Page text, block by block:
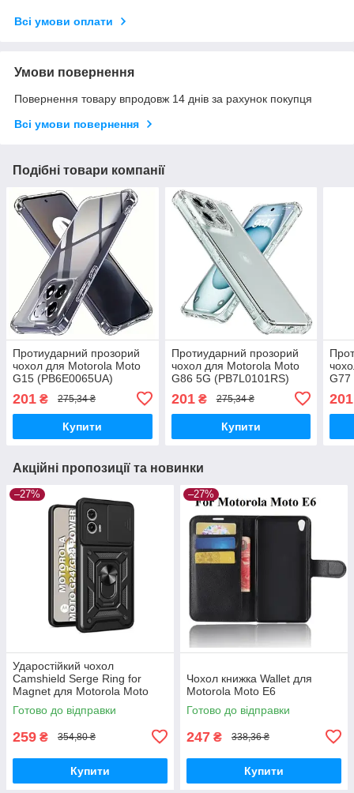
Всі умови оплати
Умови повернення
Повернення товару впродовж 14 днів за рахунок покупця
Всі умови повернення
Подібні товари компанії
Протиударний прозорий
чохол для Motorola Moto
G15 (PB6E0065UA)
201 ₴ 275,34 ₴
Купити
Протиударний прозорий
чохол для Motorola Moto
G86 5G (PB7L0101RS)
201₴ 275,34 ₴
Купити
G77
201
Акційні пропозиції та новинки
–27%
Ударостійкий чохол
Camshield Serge Ring for
Magnet для Motorola Moto
G24/G24 Power
Готово до відправки
259 ₴ 354,80 ₴
Купити
–27%
Чохол книжка Wallet для
Motorola Moto E6
Готово до відправки
247 ₴ 338,36 ₴
Купити